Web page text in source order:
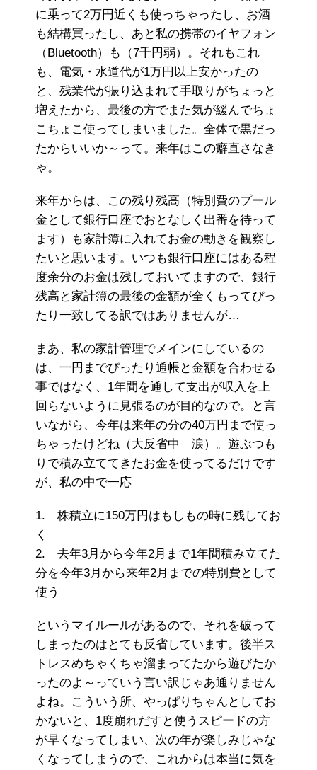
に乗って2万円近くも使っちゃったし、お酒
も結構買ったし、あと私の携帯のイヤフォン
（Bluetooth）も（7千円弱）。それもこれ
も、電気・水道代が1万円以上安かったの
と、残業代が振り込まれて手取りがちょっと
増えたから、最後の方でまた気が緩んでちょ
こちょこ使ってしまいました。全体で黒だっ
たからいいか～って。来年はこの癖直さなき
ゃ。
来年からは、この残り残高（特別費のプール
金として銀行口座でおとなしく出番を待って
ます）も家計簿に入れてお金の動きを観察し
たいと思います。いつも銀行口座にはある程
度余分のお金は残しておいてますので、銀行
残高と家計簿の最後の金額が全くもってぴっ
たり一致してる訳ではありませんが…
まあ、私の家計管理でメインにしているの
は、一円までぴったり通帳と金額を合わせる
事ではなく、1年間を通して支出が収入を上
回らないように見張るのが目的なので。と言
いながら、今年は来年の分の40万円まで使っ
ちゃったけどね（大反省中 涙）。遊ぶつも
りで積み立ててきたお金を使ってるだけです
が、私の中で一応
1. 株積立に150万円はもしもの時に残してお
く
2. 去年3月から今年2月まで1年間積み立てた
分を今年3月から来年2月までの特別費として
使う
というマイルールがあるので、それを破って
しまったのはとても反省しています。後半ス
トレスめちゃくちゃ溜まってたから遊びたか
ったのよ～っていう言い訳じゃあ通りません
よね。こういう所、やっぱりちゃんとしてお
かないと、1度崩れだすと使うスピードの方
が早くなってしまい、次の年が楽しみじゃな
くなってしまうので、これからは本当に気を